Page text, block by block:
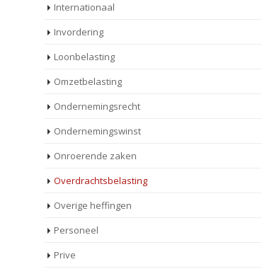
Internationaal
Invordering
Loonbelasting
Omzetbelasting
Ondernemingsrecht
Ondernemingswinst
Onroerende zaken
Overdrachtsbelasting
Overige heffingen
Personeel
Prive